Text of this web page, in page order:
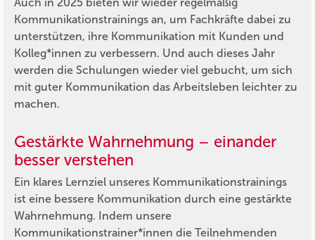
Kommunikationstrainings an, um Fachkräfte dabei zu
unterstützen, ihre Kommunikation mit Kunden und
Kolleg*innen zu verbessern. Und auch dieses Jahr
werden die Schulungen wieder viel gebucht, um sich
mit guter Kommunikation das Arbeitsleben leichter zu
machen.
Gestärkte Wahrnehmung – einander
besser verstehen
Ein klares Lernziel unseres Kommunikationstrainings
ist eine bessere Kommunikation durch eine gestärkte
Wahrnehmung. Indem unsere
Kommunikationstrainer*innen die Teilnehmenden